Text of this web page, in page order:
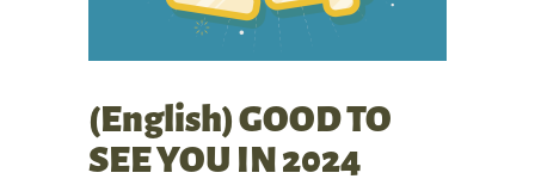
(English) GOOD TO
SEE YOU IN 2024